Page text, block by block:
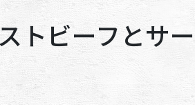
トビーフとサ